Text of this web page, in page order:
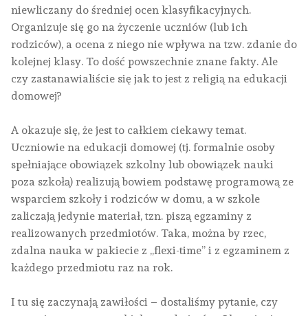
niewliczany do średniej ocen klasyfikacyjnych.
Organizuje się go na życzenie uczniów (lub ich
rodziców), a ocena z niego nie wpływa na tzw. zdanie do
kolejnej klasy. To dość powszechnie znane fakty. Ale
czy zastanawialiście się jak to jest z religią na edukacji
domowej?
A okazuje się, że jest to całkiem ciekawy temat.
Uczniowie na edukacji domowej (tj. formalnie osoby
spełniające obowiązek szkolny lub obowiązek nauki
poza szkołą) realizują bowiem podstawę programową ze
wsparciem szkoły i rodziców w domu, a w szkole
zaliczają jedynie materiał, tzn. piszą egzaminy z
realizowanych przedmiotów. Taka, można by rzec,
zdalna nauka w pakiecie z „flexi-time” i z egzaminem z
każdego przedmiotu raz na rok.
I tu się zaczynają zawiłości – dostaliśmy pytanie, czy